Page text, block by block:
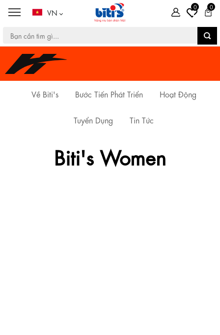
VN
0 0
Về Biti's Bước Tiến Phát Triển Hoạt Động
Tuyển Dụng Tin Tức
Biti's Women